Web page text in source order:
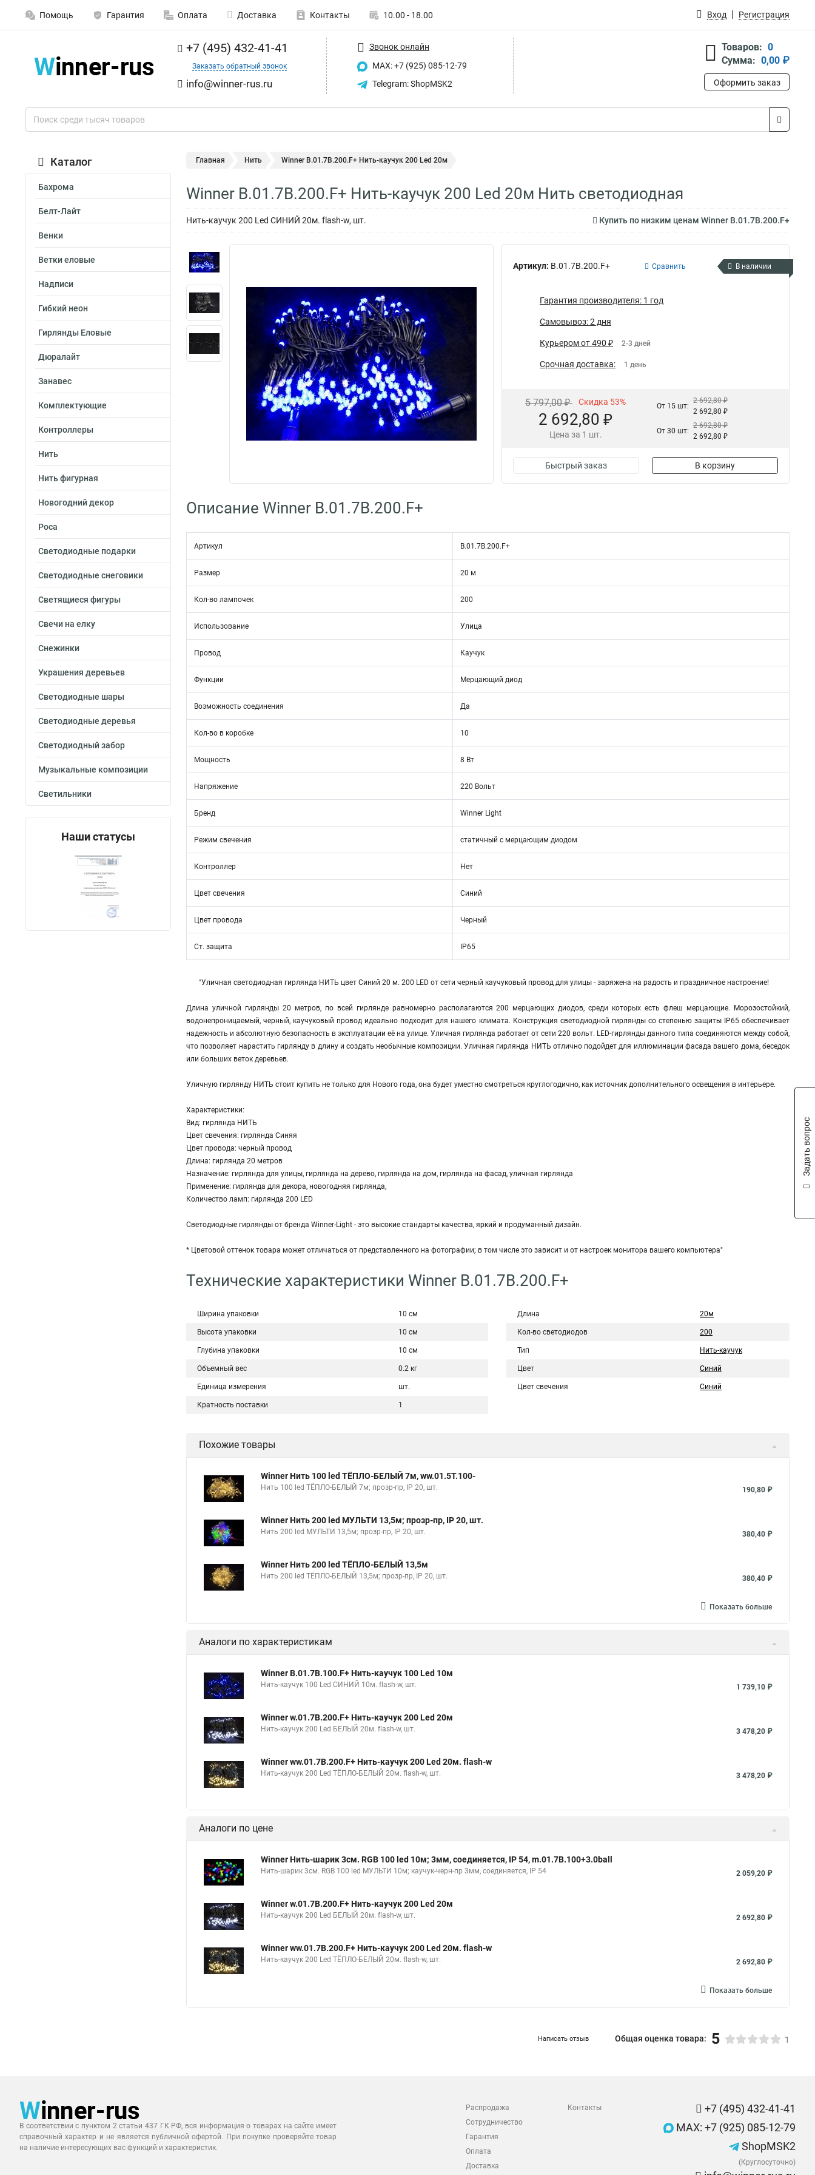
Помощь Гарантия Оплата Доставка Контакты 10.00 - 18.00 Вход Регистрация
+7 (495) 432-41-41
Заказать обратный звонок
info@winner-rus.ru
Звонок онлайн
MAX: +7 (925) 085-12-79
Telegram: ShopMSK2
Товаров: 0
Сумма: 0,00 ₽
Оформить заказ
Каталог
Бахрома
Белт-Лайт
Венки
Ветки еловые
Надписи
Гибкий неон
Гирлянды Еловые
Дюралайт
Занавес
Комплектующие
Контроллеры
Нить
Нить фигурная
Новогодний декор
Роса
Светодиодные подарки
Светодиодные снеговики
Светящиеся фигуры
Свечи на елку
Снежинки
Украшения деревьев
Светодиодные шары
Светодиодные деревья
Светодиодный забор
Музыкальные композиции
Светильники
Наши статусы
Главная Нить Winner B.01.7B.200.F+ Нить-каучук 200 Led 20м
Winner B.01.7B.200.F+ Нить-каучук 200 Led 20м Нить светодиодная
Нить-каучук 200 Led СИНИЙ 20м. flash-w, шт. Купить по низким ценам Winner B.01.7B.200.F+
Артикул: B.01.7B.200.F+ Сравнить В наличии
Гарантия производителя: 1 год
Самовывоз: 2 дня
Курьером от 490 ₽ 2-3 дней
Срочная доставка: 1 день
5 797,00 ₽ Скидка 53%
2 692,80 ₽
Цена за 1 шт.
От 15 шт:
2 692,80 ₽
2 692,80 ₽
От 30 шт:
2 692,80 ₽
2 692,80 ₽
Быстрый заказ В корзину
Описание Winner B.01.7B.200.F+
Артикул B.01.7B.200.F+
Размер 20 м
Кол-во лампочек 200
Использование Улица
Провод Каучук
Функции Мерцающий диод
Возможность соединения Да
Кол-во в коробке 10
Мощность 8 Вт
Напряжение 220 Вольт
Бренд Winner Light
Режим свечения статичный с мерцающим диодом
Контроллер Нет
Цвет свечения Синий
Цвет провода Черный
Ст. защита IP65
"Уличная светодиодная гирлянда НИТЬ цвет Синий 20 м. 200 LED от сети черный каучуковый провод для улицы - заряжена на радость и праздничное настроение!
Длина уличной гирлянды 20 метров, по всей гирлянде равномерно располагаются 200 мерцающих диодов, среди которых есть флеш мерцающие. Морозостойкий,
водонепроницаемый, черный, каучуковый провод идеально подходит для нашего климата. Конструкция светодиодной гирлянды со степенью защиты IP65 обеспечивает
надежность и абсолютную безопасность в эксплуатации её на улице. Уличная гирлянда работает от сети 220 вольт. LED-гирлянды данного типа соединяются между собой,
что позволяет нарастить гирлянду в длину и создать необычные композиции. Уличная гирлянда НИТЬ отлично подойдет для иллюминации фасада вашего дома, беседок
или больших веток деревьев.
Уличную гирлянду НИТЬ стоит купить не только для Нового года, она будет уместно смотреться круглогодично, как источник дополнительного освещения в интерьере.
Характеристики:
Вид: гирлянда НИТЬ
Цвет свечения: гирлянда Синяя
Цвет провода: черный провод
Длина: гирлянда 20 метров
Назначение: гирлянда для улицы, гирлянда на дерево, гирлянда на дом, гирлянда на фасад, уличная гирлянда
Применение: гирлянда для декора, новогодняя гирлянда,
Количество ламп: гирлянда 200 LED
Светодиодные гирлянды от бренда Winner-Light - это высокие стандарты качества, яркий и продуманный дизайн.
* Цветовой оттенок товара может отличаться от представленного на фотографии; в том числе это зависит и от настроек монитора вашего компьютера"
Технические характеристики Winner B.01.7B.200.F+
Ширина упаковки 10 см
Высота упаковки 10 см
Глубина упаковки 10 см
Объемный вес 0.2 кг
Единица измерения шт.
Кратность поставки 1
Длина 20м
Кол-во светодиодов 200
Тип Нить-каучук
Цвет Синий
Цвет свечения Синий
Похожие товары
Winner Нить 100 led ТЁПЛО-БЕЛЫЙ 7м, ww.01.5Т.100-
Нить 100 led ТЁПЛО-БЕЛЫЙ 7м; прозр-пр, IP 20, шт. 190,80 ₽
Winner Нить 200 led МУЛЬТИ 13,5м; прозр-пр, IP 20, шт.
Нить 200 led МУЛЬТИ 13,5м; прозр-пр, IP 20, шт. 380,40 ₽
Winner Нить 200 led ТЁПЛО-БЕЛЫЙ 13,5м
Нить 200 led ТЁПЛО-БЕЛЫЙ 13,5м; прозр-пр, IP 20, шт. 380,40 ₽
Показать больше
Аналоги по характеристикам
Winner B.01.7B.100.F+ Нить-каучук 100 Led 10м
Нить-каучук 100 Led СИНИЙ 10м. flash-w, шт. 1 739,10 ₽
Winner w.01.7B.200.F+ Нить-каучук 200 Led 20м
Нить-каучук 200 Led БЕЛЫЙ 20м. flash-w, шт. 3 478,20 ₽
Winner ww.01.7B.200.F+ Нить-каучук 200 Led 20м. flash-w
Нить-каучук 200 Led ТЁПЛО-БЕЛЫЙ 20м. flash-w, шт. 3 478,20 ₽
Аналоги по цене
Winner Нить-шарик 3см. RGB 100 led 10м; 3мм, соединяется, IP 54, m.01.7В.100+3.0ball
Нить-шарик 3см. RGB 100 led МУЛЬТИ 10м; каучук-черн-пр 3мм, соединяется, IP 54 2 059,20 ₽
Winner w.01.7B.200.F+ Нить-каучук 200 Led 20м
Нить-каучук 200 Led БЕЛЫЙ 20м. flash-w, шт. 2 692,80 ₽
Winner ww.01.7B.200.F+ Нить-каучук 200 Led 20м. flash-w
Нить-каучук 200 Led ТЁПЛО-БЕЛЫЙ 20м. flash-w, шт. 2 692,80 ₽
Показать больше
Написать отзыв Общая оценка товара: 5 1
В соответствии с пунктом 2 статьи 437 ГК РФ, вся информация о товарах на сайте имеет
справочный характер и не является публичной офертой. При покупке проверяйте товар
на наличие интересующих вас функций и характеристик.
Распродажа
Сотрудничество
Гарантия
Оплата
Доставка
Контакты
+7 (495) 432-41-41
MAX: +7 (925) 085-12-79
ShopMSK2
(Круглосуточно)
Задать вопрос